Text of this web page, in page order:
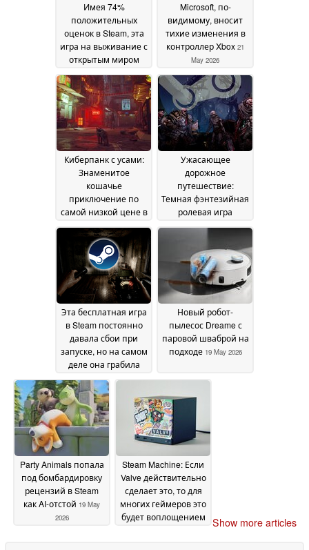
Имея 74%
положительных
оценок в Steam, эта
игра на выживание с
открытым миром
сейчас продается со
скидкой 50%21 May
2026
Microsoft, по-
видимому, вносит
тихие изменения в
контроллер Xbox 21
May 2026
Киберпанк с усами:
Знаменитое
кошачье
приключение по
самой низкой цене в
Steam21 May 2026
Ужасающее
дорожное
путешествие:
Темная фэнтезийная
ролевая игра
впервые упала ниже
Эта бесплатная игра
в Steam постоянно
давала сбои при
запуске, но на самом
деле она грабила
пользователей в
фоновом режиме
May 2026
Новый робот-
пылесос Dreame с
паровой шваброй на
подходе 19 May 2026
Party Animals попала
под бомбардировку
рецензий в Steam
как AI-отстой 19 May
2026
Steam Machine: Если
Valve действительно
сделает это, то для
многих геймеров это
будет воплощением
Show more articles